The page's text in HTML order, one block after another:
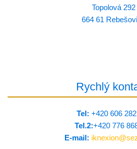
Topolová 292
664 61
Rychlý
Tel: +420 606
Tel.2:+420 776
E-mail: iknexion@